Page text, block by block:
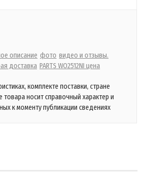
описание фото видео и отзывы.
доставка PARTS WO2512NI цена
комплекте поставки, стране
носит справочный характер и
к моменту публикации сведениях